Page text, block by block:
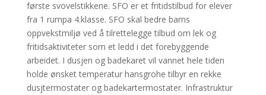
første svovelstikkene. SFO er et fritidstilbud for elever
fra 1 rumpa 4.klasse. SFO skal bedre barns
oppvekstmiljø ved å tilrettelegge tilbud om lek og
fritidsaktiviteter som et ledd i det forebyggende
arbeidet. I dusjen og badekaret vil vannet hele tiden
holde ønsket temperatur hansgrohe tilbyr en rekke
dusjtermostater og badekartermostater. Infrastruktur